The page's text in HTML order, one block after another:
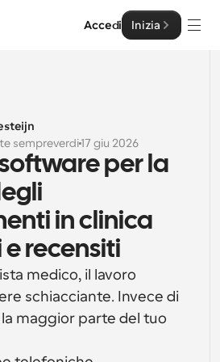
Accedi Inizia
semplificata
per gruppi
e integrazioni
per Sviluppatori
per la piattaforma Cal.com
sempreverdi17 giu 2026
software per la
in clinica
recensiti
medico, il lavoro
schiacciante. Invece di
maggior parte del tuo